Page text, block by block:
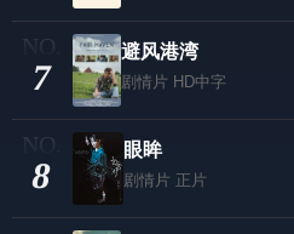
7
避风港湾
剧情片 HD中字
8
眼眸
剧情片 正片